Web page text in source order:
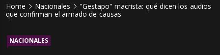
Home Nacionales
"Gestapo" macrista: qué dicen los audios
que confirman el armado de causas
NACIONALES